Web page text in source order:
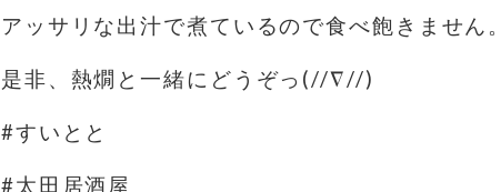
アッサリな出汁で煮ているので食べ飽きません。
是非、熱燗と一緒にどうぞっ(//∇//)
#すいとと
#太田居酒屋